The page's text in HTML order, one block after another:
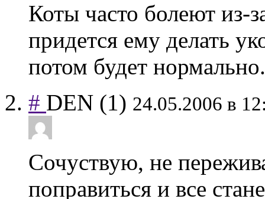
Коты часто болеют из-
придется ему делать
потом будет
# DEN (1) 24.05.2006 в
Сочуствую, не
поправиться и все